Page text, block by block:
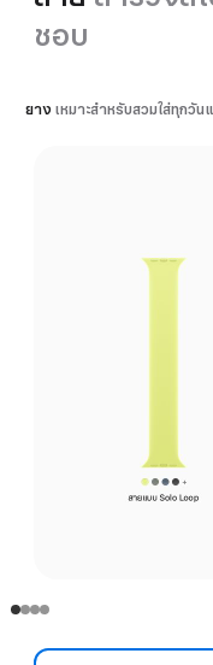
ชอบ
ยาง เหมาะสำหรับสวมใส่ทุกวั